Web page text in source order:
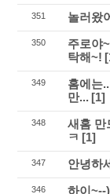
351 놀러왔
350
주로야
탁해~!
349
홈에는
만... [1]
348
새홈 만
ㅋ [1]
347 안녕하
346 하이~--)